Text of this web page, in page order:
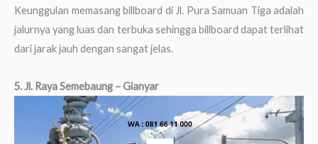
Keunggulan memasang billboard di Jl. Pura Samuan Tiga adalah
jalurnya yang luas dan terbuka sehingga billboard dapat terlihat
dari jarak jauh dengan sangat jelas.
5. Jl. Raya Semebaung – Gianyar